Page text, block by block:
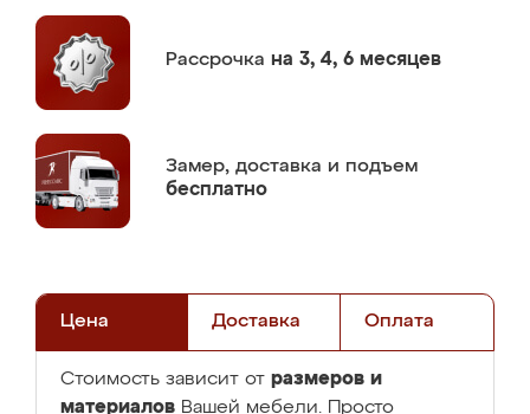
Рассрочка на 3, 4, 6 месяцев
Замер, доставка и подъем
бесплатно
Цена Доставка Оплата
Стоимость зависит от размеров и
материалов Вашей мебели. Просто